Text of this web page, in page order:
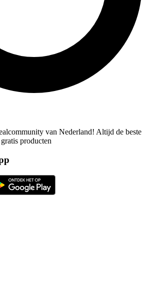
van Nederland! Altijd de beste
producten